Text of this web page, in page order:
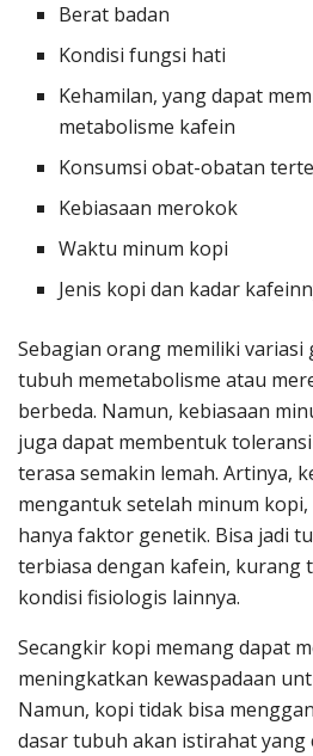
Berat badan
Kondisi fungsi hati
Kehamilan, yang dapat
metabolisme kafein
Konsumsi obat-obatan
Kebiasaan merokok
Waktu minum kopi
Jenis kopi dan kadar
Sebagian orang memiliki variasi
tubuh memetabolisme atau
berbeda. Namun, kebiasaan
juga dapat membentuk
terasa semakin lemah. Artinya,
mengantuk setelah minum
hanya faktor genetik. Bisa jadi
terbiasa dengan kafein, kurang
kondisi fisiologis lainnya.
Secangkir kopi memang dapat
meningkatkan kewaspadaan
Namun, kopi tidak bisa
dasar tubuh akan istirahat yang